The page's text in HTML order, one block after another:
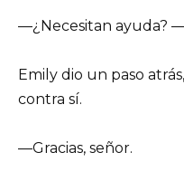
—¿Necesitan ayuda?
Emily dio un paso
contra sí.
—Gracias, señor.